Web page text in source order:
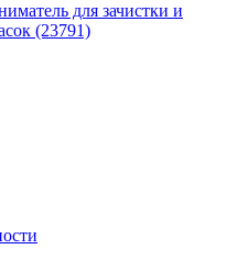
для зачистки и
(23791)